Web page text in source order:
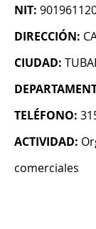
NIT:
DIRECCIÓN:
CIUDAD:
TELÉFONO:
ACTIVIDAD:
comerciales